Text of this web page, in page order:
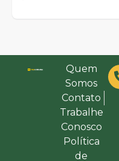
Quem
Somos
Contato
Trabalhe
Conosco
Política
de